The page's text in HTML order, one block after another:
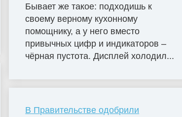
Бывает же такое: подходишь к
своему верному кухонному
помощнику, а у него вместо
привычных цифр и индикаторов –
чёрная пустота. Дисплей холодил...
В Правительстве одобрили